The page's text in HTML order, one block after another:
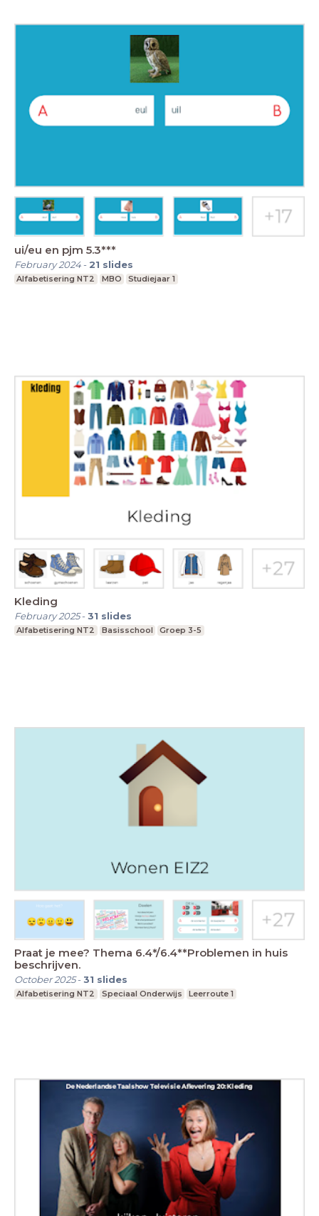
ui/eu en pjm 5.3***
February 2024- 21 slides
Alfabetisering NT2 MBO Studiejaar 1
Kleding
February 2025-31 slides
Alfabetisering NT2 Basisschool Groep 3-5
Praat je mee? Thema 6.4*/6.4**Problemen in huis
beschrijven.
October 2025-31 slides
Alfabetisering NT2 Speciaal Onderwijs Leerroute 1